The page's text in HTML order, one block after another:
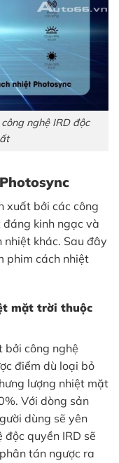
nghệ IRD độc
xuất bởi các công
kinh ngạc và
nhiệt khác. Sau đây
phim cách nhiệt
mặt trời thuộc
bởi công nghệ
điểm dù loại bỏ
lượng nhiệt mặt
Với dòng sản
dùng sẽ yên
quyền IRD sẽ
tán ngược ra